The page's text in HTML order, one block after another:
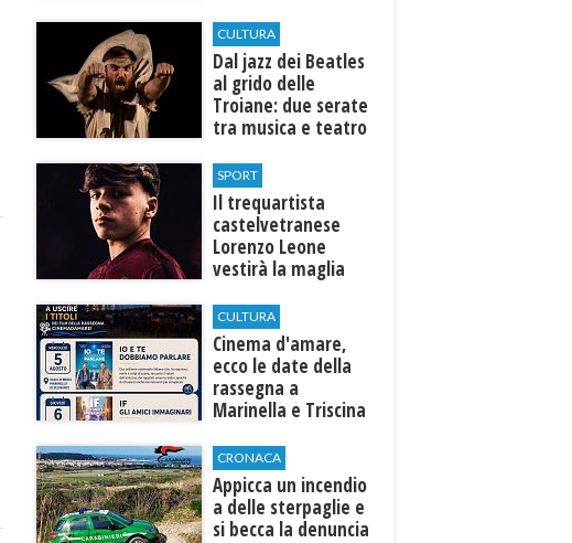
l’ospedale di
Castelvetrano."
CULTURA
Dal jazz dei Beatles
al grido delle
Troiane: due serate
tra musica e teatro
Selinunte
SPORT
Il trequartista
castelvetranese
Lorenzo Leone
vestirà la maglia
CULTURA
Cinema d'amare,
ecco le date della
rassegna a
Marinella e Triscina
CRONACA
Appicca un incendio
a delle sterpaglie e
si becca la denuncia